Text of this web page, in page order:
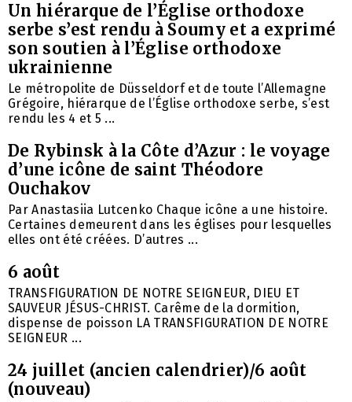
Un hiérarque de l’Église orthodoxe
serbe s’est rendu à Soumy et a exprimé
son soutien à l’Église orthodoxe
ukrainienne
Le métropolite de Düsseldorf et de toute l’Allemagne
Grégoire, hiérarque de l’Église orthodoxe serbe, s’est
rendu les 4 et 5 ...
De Rybinsk à la Côte d’Azur : le voyage
d’une icône de saint Théodore
Ouchakov
Par Anastasiia Lutcenko Chaque icône a une histoire.
Certaines demeurent dans les églises pour lesquelles
elles ont été créées. D’autres ...
6 août
TRANSFIGURATION DE NOTRE SEIGNEUR, DIEU ET
SAUVEUR JÉSUS-CHRIST. Carême de la dormition,
dispense de poisson LA TRANSFIGURATION DE NOTRE
SEIGNEUR ...
24 juillet (ancien calendrier)/6 août
(nouveau)